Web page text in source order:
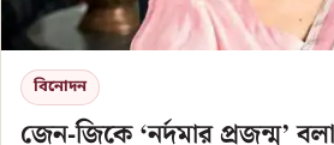
বিনোদন
জেন-জিকে ‘নর্দমার প্রজন্ম’